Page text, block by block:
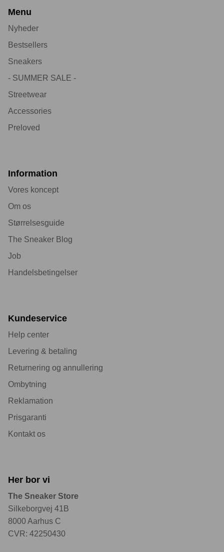
Menu
Nyheder
Bestsellers
Sneakers
- SUMMER SALE -
Streetwear
Accessories
Preloved
Information
Vores koncept
Om os
Størrelsesguide
The Sneaker Blog
Job
Handelsbetingelser
Kundeservice
Help center
Levering & betaling
Returnering og annullering
Ombytning
Reklamation
Prisgaranti
Kontakt os
Her bor vi
The Sneaker Store
Silkeborgvej 41B
8000 Aarhus C
CVR: 42250430